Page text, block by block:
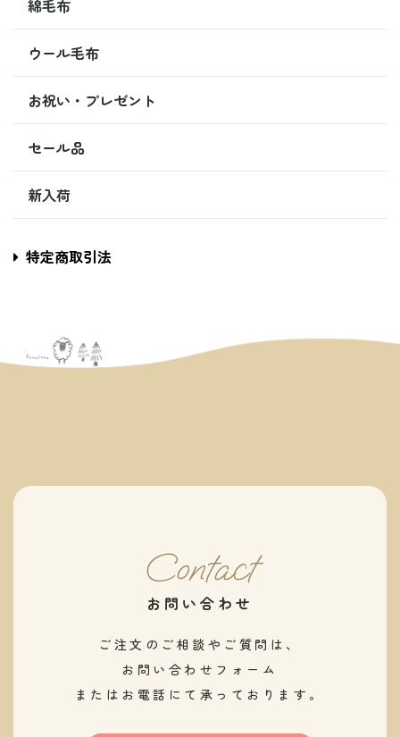
綿毛布
ウール毛布
お祝い・プレゼント
セール品
新入荷
特定商取引法
Contact
お問い合わせ
ご注文のご相談やご質問は、
お問い合わせフォーム
またはお電話にて承っております。